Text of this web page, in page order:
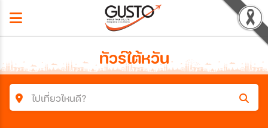
ทัวร์ไต้หวัน
ไปเที่ยวไหนดี?